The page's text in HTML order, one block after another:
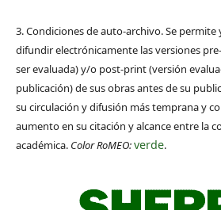
3. Condiciones de auto-archivo. Se permite
difundir electrónicamente las versiones
ser evaluada) y/o post-print (versión
publicación) de sus obras antes de su
su circulación y difusión más temprana y
aumento en su citación y alcance entre la
académica. Color RoMEO:verde.